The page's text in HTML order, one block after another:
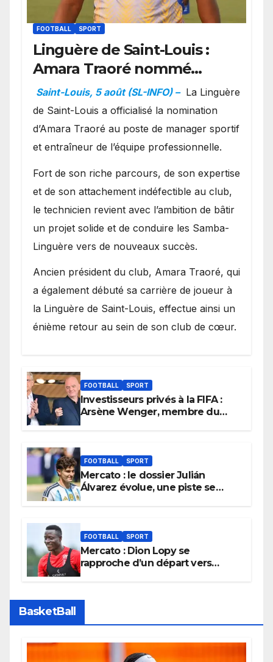
FOOTBALL SPORT
Linguère de Saint-Louis :
Amara Traoré nommé
manager sportif et
entraîneur de l’équipe
Saint-Louis, 5 août (SL-INFO) – La Linguère
de Saint-Louis a officialisé la nomination
d’Amara Traoré au poste de manager sportif
et entraîneur de l’équipe professionnelle.
Fort de son riche parcours, de son expertise
et de son attachement indéfectible au club,
le technicien revient avec l’ambition de bâtir
un projet solide et de conduire les Samba-
Linguère vers de nouveaux succès.
Ancien président du club, Amara Traoré, qui
a également débuté sa carrière de joueur à
la Linguère de Saint-Louis, effectue ainsi un
énième retour au sein de son club de cœur.
FOOTBALL SPORT
Investisseurs privés à la FIFA :
Arsène Wenger, membre du
FOOTBALL SPORT
Mercato : le dossier Julián
Álvarez évolue, une piste se
FOOTBALL SPORT
Mercato : Dion Lopy se
rapproche d’un départ vers
BasketBall